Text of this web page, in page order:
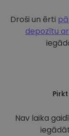
Droši un ērti
depozītu ar
Nav laika